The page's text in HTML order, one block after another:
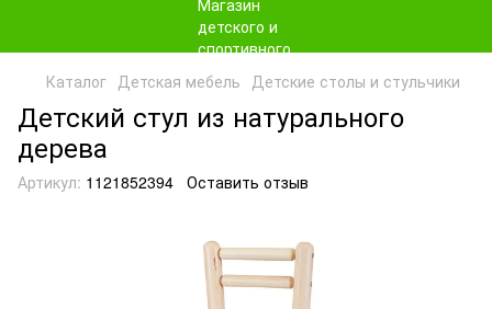
Каталог Детская мебель Детские столы и стульчики
Детский стул из натурального
дерева
Артикул: 1121852394 Оставить отзыв